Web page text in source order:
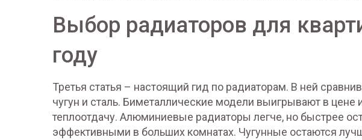
Выбор радиаторов для
году
Третья статья – настоящий гид по радиаторам. В ней
чугун и сталь. Биметаллические модели выигрывают в
теплоотдачу. Алюминиевые радиаторы легче, но быстрее
эффективными в больших комнатах. Чугунные остаются